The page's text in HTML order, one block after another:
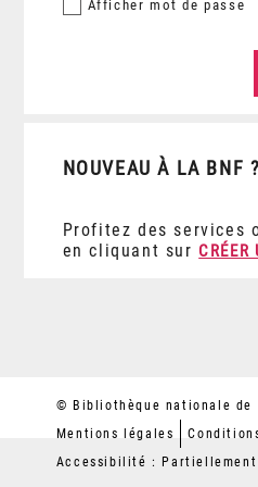
Afficher mot de passe
NOUVEAU À LA BNF ?
Profitez des services
en cliquant sur CRÉER
© Bibliothèque nationale de
Mentions légales
Accessibilité : Partiellement